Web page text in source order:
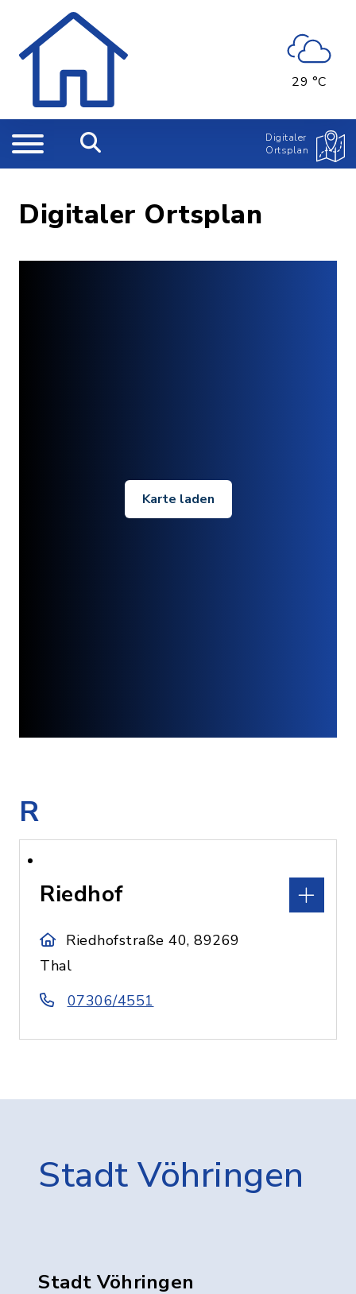
29 °C
Digitaler
Ortsplan
Digitaler Ortsplan
Karte laden
R
Riedhof
Riedhofstraße 40, 89269
Thal
07306/4551
Stadt Vöhringen
Stadt Vöhringen